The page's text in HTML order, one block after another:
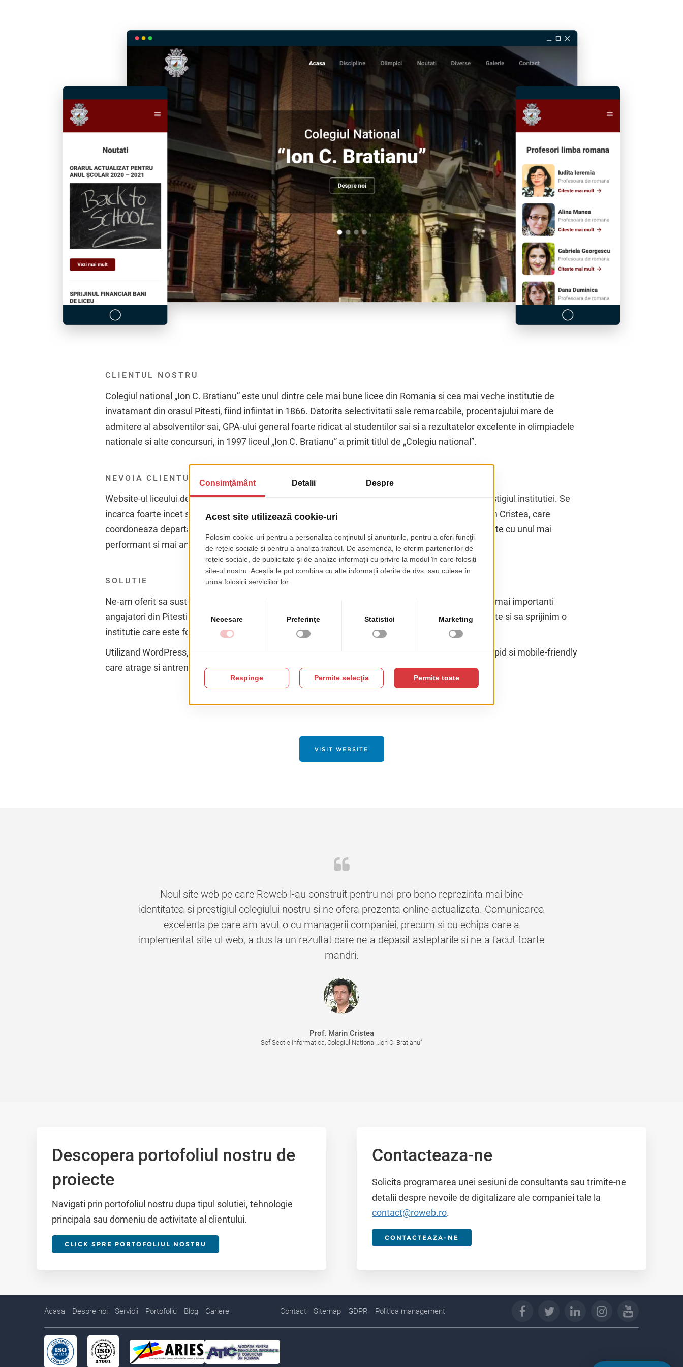
CLIENTUL NOSTRU
Colegiul national „Ion C. Bratianu” este unul dintre cele mai bune licee din Romania si cea mai veche institutie de
invatamant din orasul Pitesti, fiind infiintat in 1866. Datorita selectivitatii sale remarcabile, procentajului mare de
admitere al absolventilor sai, GPA-ului general foarte ridicat al studentilor sai si a rezultatelor excelente in olimpiadele
nationale si alte concursuri, in 1997 liceul „Ion C. Bratianu” a primit titlul de „Colegiu national”.
NEVOIA CLIENTULUI
Website-ul liceului devenise demodat si invechit din punct de vedere tehnic si nu mai reflecta prestigiul institutiei. Se
incarca foarte incet si era aproape imposibil de navigat de pe un dispozitiv mobil. Profesorul Marin Cristea, care
coordoneaza departamentul de informatica al liceului a luat initiativa sa inlocuiasca vechiul website cu unul mai
performant si mai antrenant. Totusi, costul era principalul obstacol in acest demers.
SOLUTIE
Ne-am oferit sa sustinem colegiul prin dezvoltarea gratuita a website-ului lor. Fiind unul dintre cei mai importanti
angajatori din Pitesti, consideram ca este important sa rasplatim comunitatea din care facem parte si sa sprijinim o
institutie care este foarte probabil sa educe unii dintre viitorii nostri colegi.
Utilizand WordPress, Bootstrap si PHP, am construit un website atractiv vizual, usor de navigat, rapid si mobile-friendly
care atrage si antreneaza mai multi vizitatori.
VISIT WEBSITE
Noul site web pe care Roweb l-au construit pentru noi pro bono reprezinta mai bine
identitatea si prestigiul colegiului nostru si ne ofera prezenta online actualizata. Comunicarea
excelenta pe care am avut-o cu managerii companiei, precum si cu echipa care a
implementat site-ul web, a dus la un rezultat care ne-a depasit asteptarile si ne-a facut foarte
mandri.
Prof. Marin Cristea
Sef Sectie Informatica, Colegiul National „Ion C. Bratianu”
Descopera portofoliul nostru de
proiecte
Navigati prin portofoliul nostru dupa tipul solutiei, tehnologie
principala sau domeniu de activitate al clientului.
CLICK SPRE PORTOFOLIUL NOSTRU
Contacteaza-ne
Solicita programarea unei sesiuni de consultanta sau trimite-ne
detalii despre nevoile de digitalizare ale companiei tale la
contact@roweb.ro.
CONTACTEAZA-NE
Acasa Despre noi Servicii Portofoliu Blog Cariere Contact Sitemap GDPR Politica management